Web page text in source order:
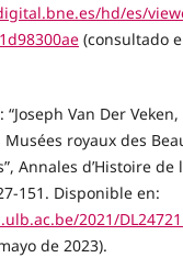
hd/es/
(consultado
Van Der
royaux des
Annales d’Histoire de
151. Disponible en:
2021/
de 2023).